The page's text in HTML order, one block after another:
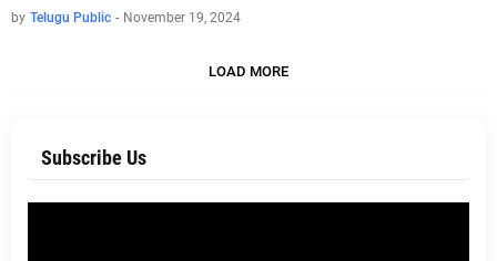
by Telugu Public - November 19, 2024
LOAD MORE
Subscribe Us